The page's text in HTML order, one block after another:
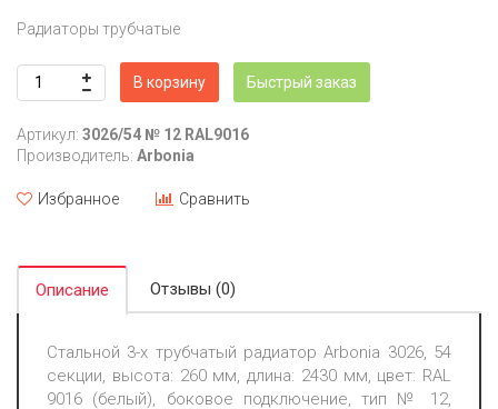
Радиаторы трубчатые
В корзину Быстрый заказ
Артикул: 3026/54 № 12 RAL9016
Производитель: Arbonia
Избранное Сравнить
Описание Отзывы (0)
Стальной 3-х трубчатый радиатор Arbonia 3026, 54
секции, высота: 260 мм, длина: 2430 мм, цвет: RAL
9016 (белый), боковое подключение, тип № 12,